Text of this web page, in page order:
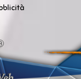
tempo
reale